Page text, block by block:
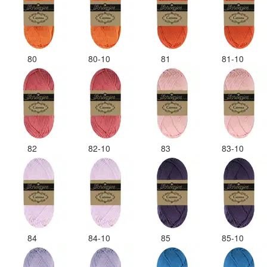
80 80-10 81 81-10
82 82-10 83 83-10
84 84-10 85 85-10